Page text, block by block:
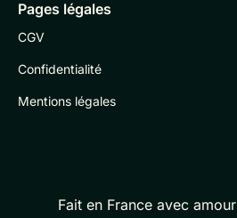
Pages légales
CGV
Confidentialité
Mentions légales
Fait en France avec amour